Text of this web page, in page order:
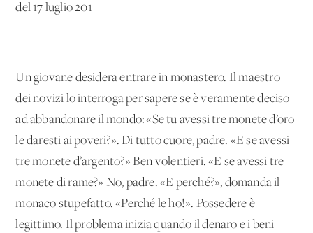
del 17 luglio 201
Un giovane desidera entrare in monastero. Il maestro
dei novizi lo interroga per sapere se è veramente deciso
ad abbandonare il mondo: «Se tu avessi tre monete d’oro
le daresti ai poveri?». Di tutto cuore, padre. «E se avessi
tre monete d’argento?» Ben volentieri. «E se avessi tre
monete di rame?» No, padre. «E perché?», domanda il
monaco stupefatto. «Perché le ho!». Possedere è
legittimo. Il problema inizia quando il denaro e i beni